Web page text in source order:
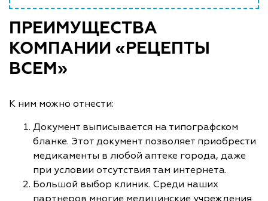
ПРЕИМУЩЕСТВА
КОМПАНИИ «РЕЦЕПТЫ
ВСЕМ»
К ним можно отнести:
Документ выписывается на типографском
бланке. Этот документ позволяет приобрести
медикаменты в любой аптеке города, даже
при условии отсутствия там интернета.
Большой выбор клиник. Среди наших
партнеров многие медицинские учреждения